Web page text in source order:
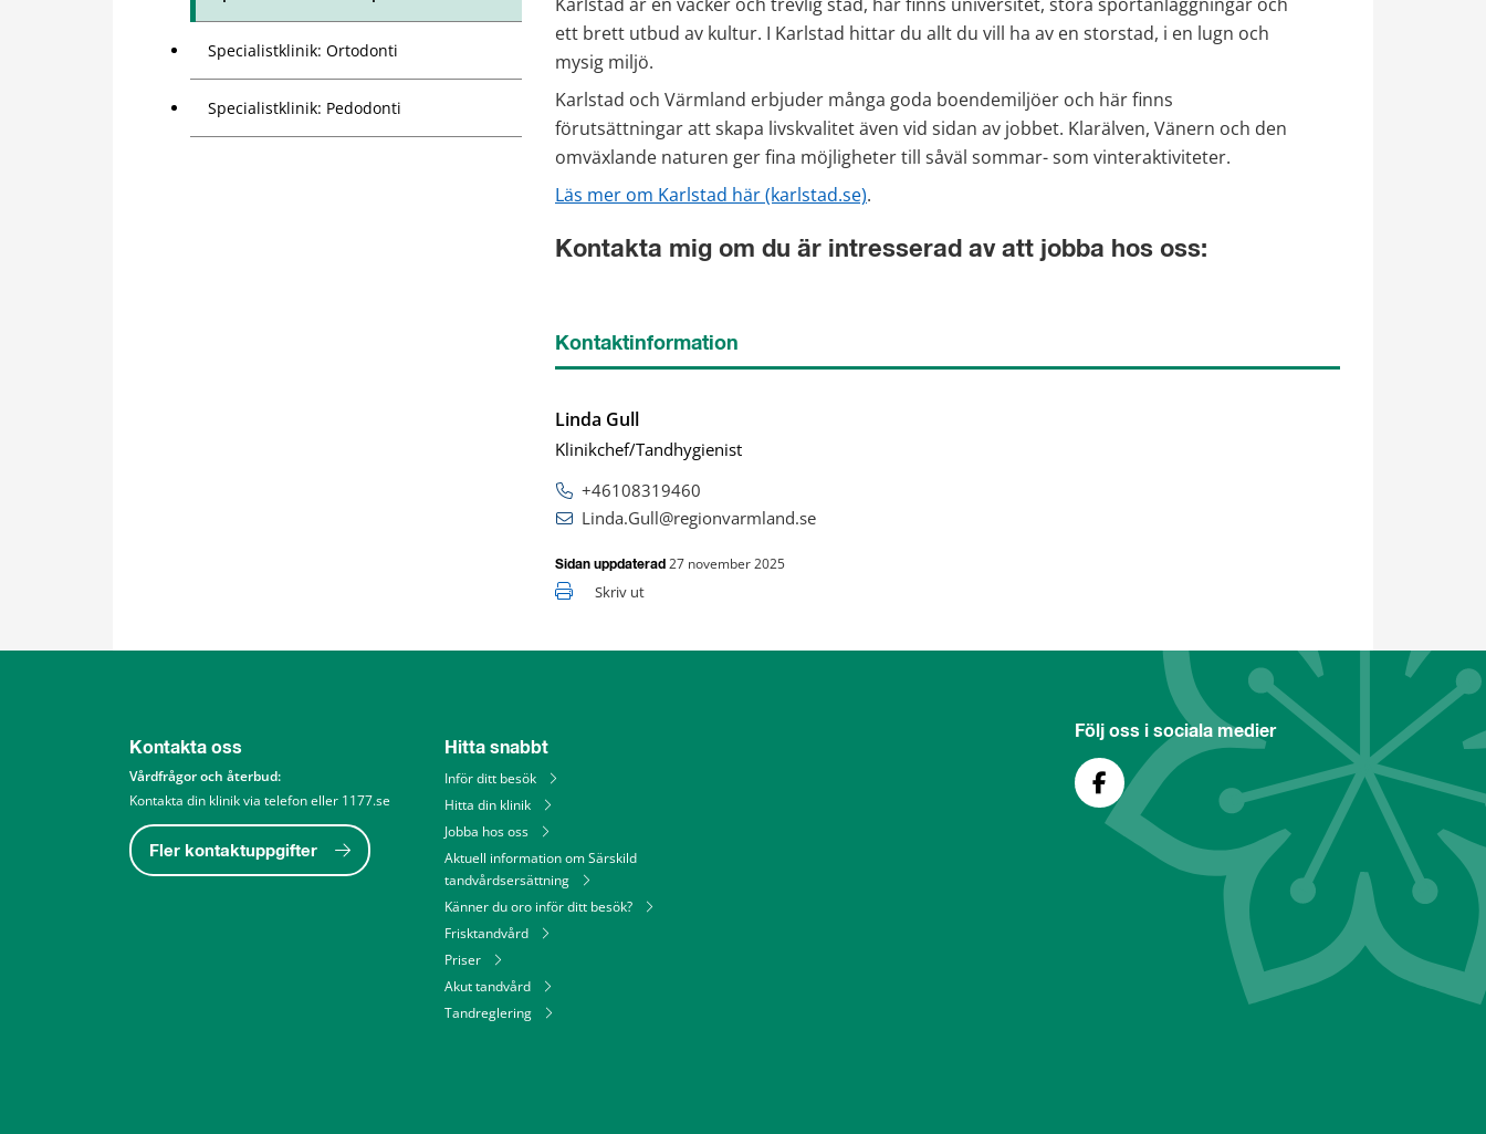
Specialistklinik: Ortodonti
Specialistklinik: Pedodonti
Karlstad är en vacker och trevlig stad, här finns universitet, stora sportanläggningar och
ett brett utbud av kultur. I Karlstad hittar du allt du vill ha av en storstad, i en lugn och
mysig miljö.
Karlstad och Värmland erbjuder många goda boendemiljöer och här finns
förutsättningar att skapa livskvalitet även vid sidan av jobbet. Klarälven, Vänern och den
omväxlande naturen ger fina möjligheter till såväl sommar- som vinteraktiviteter.
Läs mer om Karlstad här (karlstad.se).
Kontakta mig om du är intresserad av att jobba hos oss:
Kontaktinformation
Linda Gull
Klinikchef/Tandhygienist
+46108319460
Linda.Gull@regionvarmland.se
Sidan uppdaterad 27 november 2025
Skriv ut
Kontakta oss
Vårdfrågor och återbud:
Kontakta din klinik via telefon eller 1177.se
Fler kontaktuppgifter
Hitta snabbt
Inför ditt besök
Hitta din klinik
Jobba hos oss
Aktuell information om Särskild
tandvårdsersättning
Känner du oro inför ditt besök?
Frisktandvård
Priser
Akut tandvård
Tandreglering
Följ oss i sociala medier